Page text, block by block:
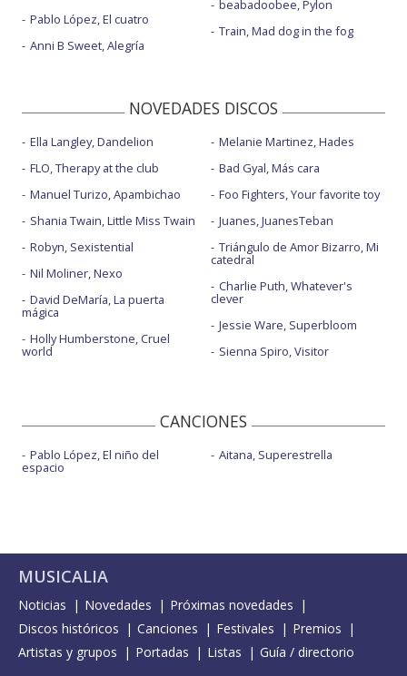
Pablo López, El cuatro
Anni B Sweet, Alegría
beabadoobee, Pylon
Train, Mad dog in the fog
NOVEDADES DISCOS
Ella Langley, Dandelion
FLO, Therapy at the club
Manuel Turizo, Apambichao
Shania Twain, Little Miss Twain
Robyn, Sexistential
Nil Moliner, Nexo
David DeMaría, La puerta
mágica
Holly Humberstone, Cruel
world
Melanie Martinez, Hades
Bad Gyal, Más cara
Foo Fighters, Your favorite toy
Juanes, JuanesTeban
Triángulo de Amor Bizarro, Mi
catedral
Charlie Puth, Whatever's
clever
Jessie Ware, Superbloom
Sienna Spiro, Visitor
CANCIONES
Pablo López, El niño del
espacio
Aitana, Superestrella
MUSICALIA
Noticias Novedades
Próximas novedades
Discos históricos
Canciones Festivales
Premios
Artistas y grupos
Portadas Listas Guía / directorio